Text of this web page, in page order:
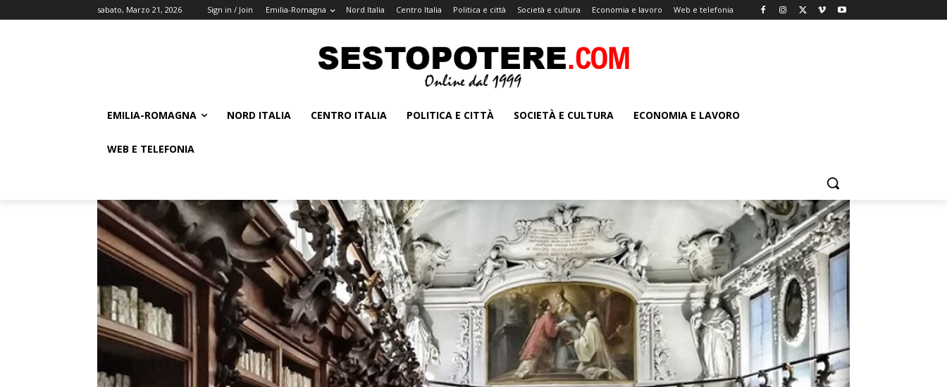
sabato, Marzo 21, 2026 Sign in / Join Emilia-Romagna Nord Italia Centro Italia Politica e città Società e cultura Economia e lavoro Web e telefonia
EMILIA-ROMAGNA NORD ITALIA CENTRO ITALIA POLITICA E CITTÀ SOCIETÀ E CULTURA ECONOMIA E LAVORO
WEB E TELEFONIA